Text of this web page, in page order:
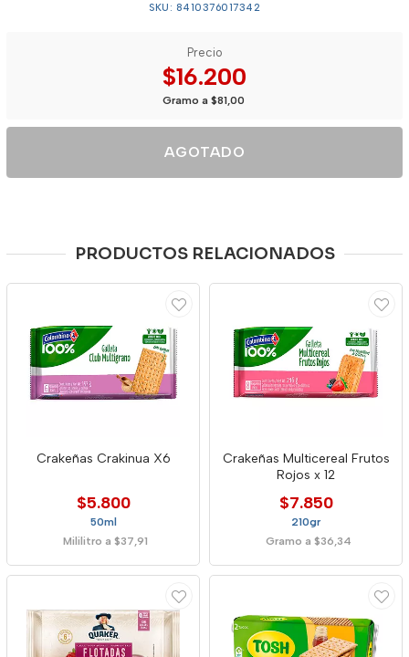
SKU: 8410376017342
Precio
$16.200
Gramo a $81,00
AGOTADO
PRODUCTOS RELACIONADOS
Crakeñas Crakinua X6
$5.800
50ml
Mililitro a $37,91
Crakeñas Multicereal Frutos
Rojos x 12
$7.850
210gr
Gramo a $36,34